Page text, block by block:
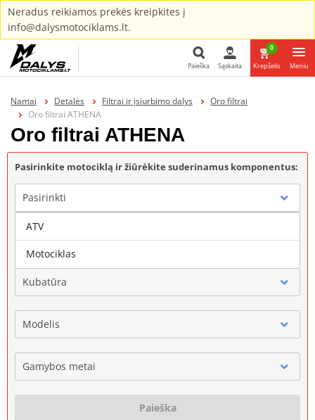
Neradus reikiamos prekės kreipkites į
info@dalysmotociklams.lt.
Paieška Sąskaita
0
Krepšelis Meniu
Namai Detalės Filtrai ir įsiurbimo dalys
Oro filtrai
Oro filtrai ATHENA
Oro filtrai ATHENA
Pasirinkite motociklą ir žiūrėkite suderinamus komponentus:
Pasirinkti
Gamintojas
Kubatūra
Modelis
Gamybos metai
Paieška
ATV
Motociklas